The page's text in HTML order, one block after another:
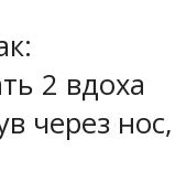
2 вдоха
через нос,